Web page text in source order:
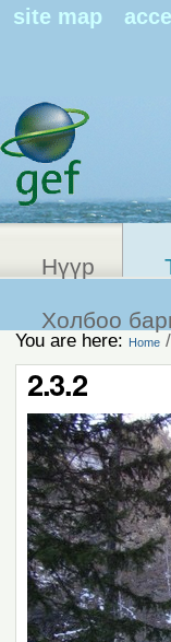
site map
Нүүр
Холбоо
You are here: Home /
2.3.2